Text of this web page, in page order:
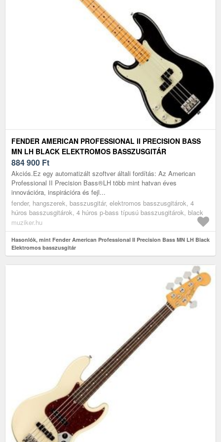
FENDER AMERICAN PROFESSIONAL II PRECISION BASS
MN LH BLACK ELEKTROMOS BASSZUSGITÁR
884 900 Ft
Akciós.Ez egy automatizált szoftver általi fordítás: Az American
Professional II Precision Bass®LH több mint hatvan éves
innovációra, inspirációra és fejl...
fender, hangszerek, basszusgitár, elektromos basszusgitárok, 4
húros basszusgitárok, 4 húros p-bass típusú basszusgitárok, black
muziker.hu
Hasonlók, mint Fender American Professional II Precision Bass MN LH Black
Elektromos basszusgitár